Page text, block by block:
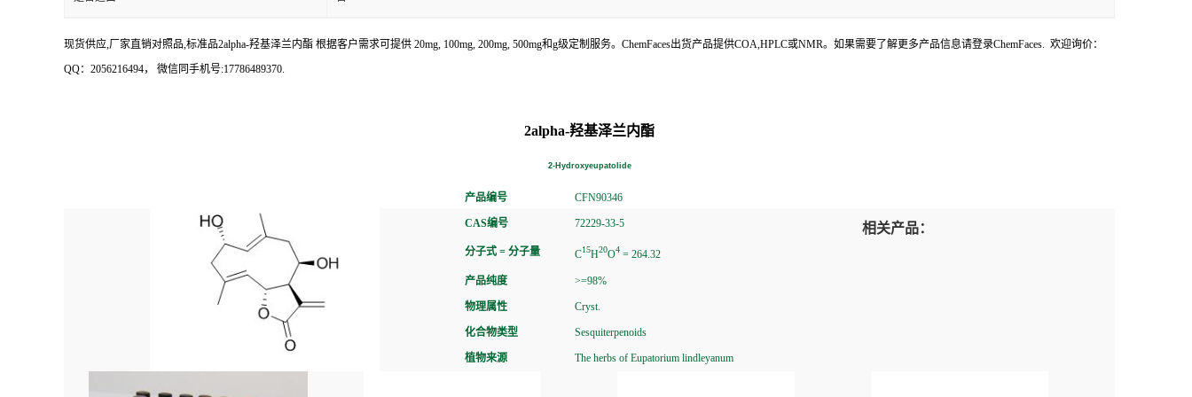
现货供应,厂家直销对照品,标准品2alpha-羟基泽兰内酯 根据客户需求可提供 20mg, 100mg, 200mg, 500mg和g级定制服务。ChemFaces出货产品提供COA,HPLC或NMR。如果需要了解更多产品信息请登录ChemFaces. 欢迎询价：
QQ：2056216494， 微信同手机号:17786489370.
2alpha-羟基泽兰内酯
2-Hydroxyeupatolide
产品编号 CFN90346
CAS编号 72229-33-5
分子式 = 分子量 C15H20O4 = 264.32
产品纯度 >=98%
物理属性 Cryst.
化合物类型 Sesquiterpenoids
植物来源 The herbs of Eupatorium lindleyanum
相关产品：